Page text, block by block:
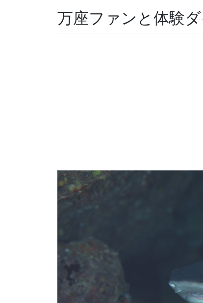
万座ファンと体験